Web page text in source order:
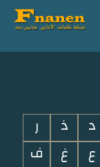
د ذ
ر
ع غ
ف